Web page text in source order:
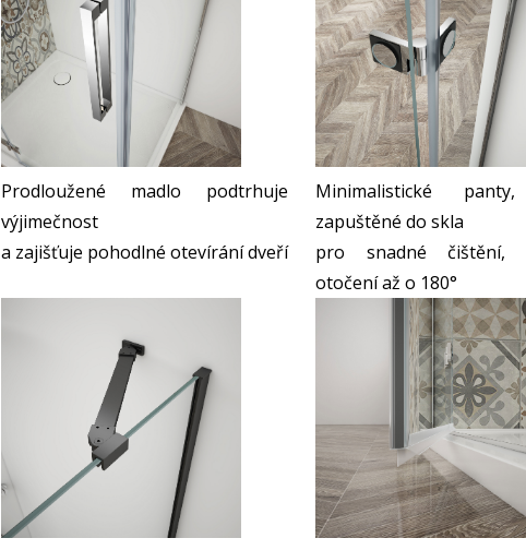
Prodloužené madlo podtrhuje
výjimečnost
a zajišťuje pohodlné otevírání dveří
Minimalistické
zapuštěné do skla
pro snadné čištění,
otočení až o 180°